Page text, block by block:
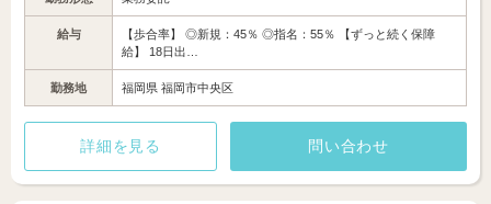
給与
【歩合率】 ◎新規：45％ ◎指名：55％ 【ずっと続く保障
給】 18日出…
勤務地 福岡県 福岡市中央区
詳細を見る 問い合わせ